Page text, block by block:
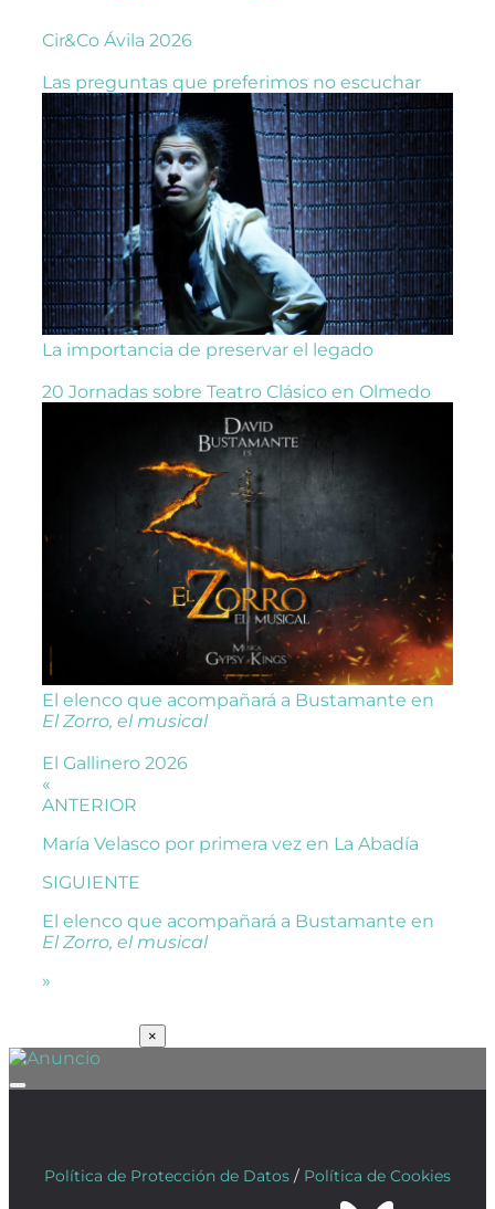
Cir&Co Ávila 2026
Las preguntas que preferimos no escuchar
La importancia de preservar el legado
20 Jornadas sobre Teatro Clásico en Olmedo
El elenco que acompañará a Bustamante en
El Zorro, el musical
El Gallinero 2026
«
ANTERIOR
María Velasco por primera vez en La Abadía
SIGUIENTE
El elenco que acompañará a Bustamante en
El Zorro, el musical
»
×
Política de Protección de Datos / Política de Cookies